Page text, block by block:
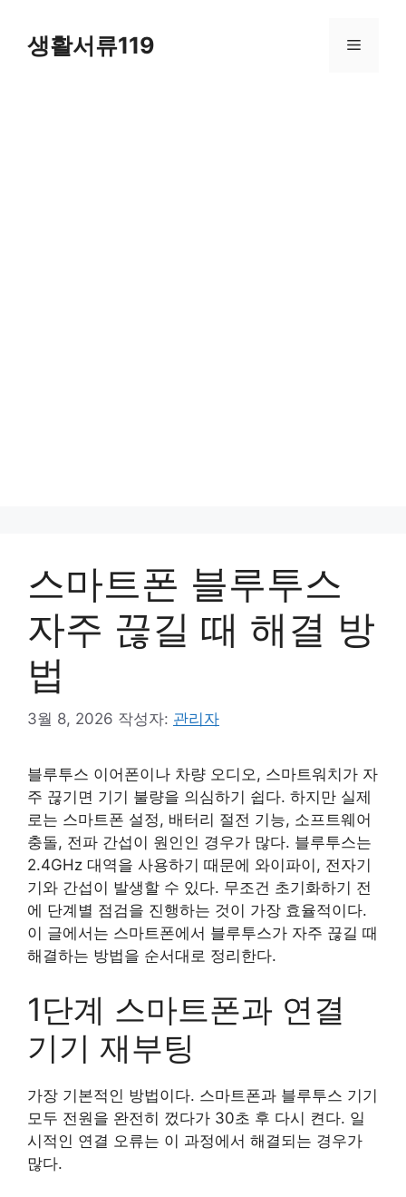
생활서류119 메
스마트폰 블루투스
자주 끊길 때 해결 방
법
3월 8, 2026 작성자: 관리자
블루투스 이어폰이나 차량 오디오, 스마트워치가 자
주 끊기면 기기 불량을 의심하기 쉽다. 하지만 실제
로는 스마트폰 설정, 배터리 절전 기능, 소프트웨어
충돌, 전파 간섭이 원인인 경우가 많다. 블루투스는
2.4GHz 대역을 사용하기 때문에 와이파이, 전자기
기와 간섭이 발생할 수 있다. 무조건 초기화하기 전
에 단계별 점검을 진행하는 것이 가장 효율적이다.
이 글에서는 스마트폰에서 블루투스가 자주 끊길 때
해결하는 방법을 순서대로 정리한다.
1단계 스마트폰과 연결
기기 재부팅
가장 기본적인 방법이다. 스마트폰과 블루투스 기기
모두 전원을 완전히 껐다가 30초 후 다시 켠다. 일
시적인 연결 오류는 이 과정에서 해결되는 경우가
많다.